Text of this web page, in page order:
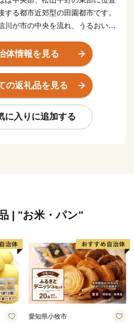
する都市近郊型の田園都市です。
川が市の中央を流れ、うるおいあ
の霊峰石鎚山系と連なり、棚田や
然美を形成しています。また、常
ではプロのミュージカル俳優の演
たり、地域では秋祭り行事などの
・歴史が息づくアートのまちとし
ります。
体情報を見る
の返礼品を見る
に入りに追加する
| "お米・パン"
愛知県小牧市